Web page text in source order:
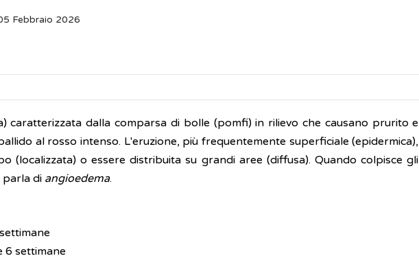
Febbraio 2026
caratterizzata dalla comparsa di bolle (pomfi) in rilievo che causano prurito e
al rosso intenso. L'eruzione, più frequentemente superficiale (epidermica),
(localizzata) o essere distribuita su grandi aree (diffusa). Quando colpisce gli
parla di angioedema.
6 settimane